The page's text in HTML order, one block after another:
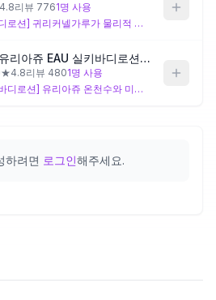
4.8리뷰 7761명 사용
[귀리 진정 보습 바디로션] 귀리커넬가루가 물리적 연마제 역할을 하며 가벼운 각질 정리 효과를 기대할 수 있고, 페트롤라툼과 다이메티콘의 오클루시브 조합으로 강한 수분 차단 보습을 설계한 제품이에요. 단, 페트롤라툼 포함으로 끈적임이 느껴질 수 있어 비끈적 사용감을 중시한다면 주의가 필요해요.
[촉촉보습로션] 유리아쥬 EAU 실키바디로션 500ML
★4.8리뷰 4801명 사용
[온천수 집중 보습 바디로션] 유리아쥬 온천수와 미네랄오일·시어버터 중심의 오클루시브 보습에 집중된 설계로, 아크릴레이트 크로스폴리머가 텍스처를 부드럽게 조절해 실키한 사용감을 의도한 제품이에요. 각질제거 전용 성분은 포함되어 있지 않아 각질 케어 니즈에는 직접적으로 부합하지 않으며, 보습 단독 목적에 더 적합한 설계예요.
하려면 로그인해주세요.